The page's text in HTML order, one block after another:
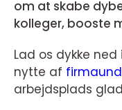
om at skabe
kolleger, booste
Lad os dykke
nytte af
arbejdsplads